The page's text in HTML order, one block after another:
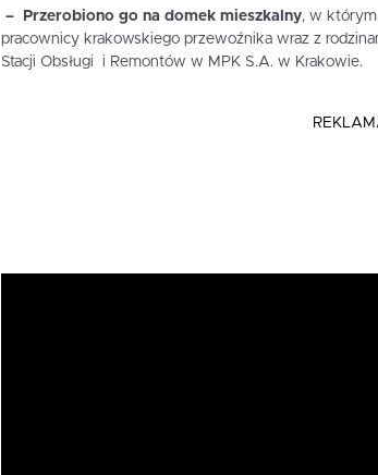
– Przerobiono go na domek mieszkalny, w którym
pracownicy krakowskiego przewoźnika wraz z
Stacji Obsługi i Remontów w MPK S.A. w Krakowie.